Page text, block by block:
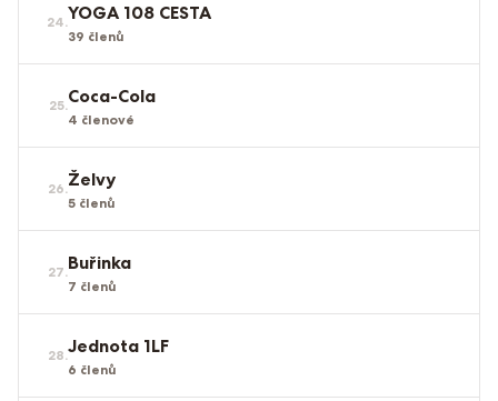
24.YOGA 108 CESTA
39 členů
25.Coca-Cola
4 členové
26.Želvy
5 členů
27.Buřinka
7 členů
28.Jednota 1LF
6 členů